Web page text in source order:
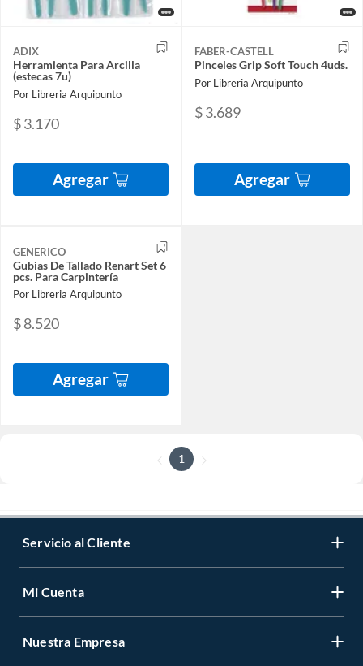
ADIX
Herramienta Para Arcilla
(estecas 7u)
Por Libreria Arquipunto
$ 3.170
Agregar
FABER-CASTELL
Pinceles Grip Soft Touch 4uds.
Por Libreria Arquipunto
$ 3.689
Agregar
GENERICO
Gubias De Tallado Renart Set 6
pcs. Para Carpintería
Por Libreria Arquipunto
$ 8.520
Agregar
1
Servicio al Cliente
Mi Cuenta
Nuestra Empresa